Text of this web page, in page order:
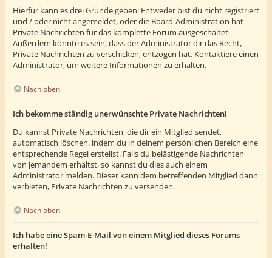
Hierfür kann es drei Gründe geben: Entweder bist du nicht registriert
und / oder nicht angemeldet, oder die Board-Administration hat
Private Nachrichten für das komplette Forum ausgeschaltet.
Außerdem könnte es sein, dass der Administrator dir das Recht,
Private Nachrichten zu verschicken, entzogen hat. Kontaktiere einen
Administrator, um weitere Informationen zu erhalten.
Nach oben
Ich bekomme ständig unerwünschte Private Nachrichten!
Du kannst Private Nachrichten, die dir ein Mitglied sendet,
automatisch löschen, indem du in deinem persönlichen Bereich eine
entsprechende Regel erstellst. Falls du belästigende Nachrichten
von jemandem erhältst, so kannst du dies auch einem
Administrator melden. Dieser kann dem betreffenden Mitglied dann
verbieten, Private Nachrichten zu versenden.
Nach oben
Ich habe eine Spam-E-Mail von einem Mitglied dieses Forums
erhalten!